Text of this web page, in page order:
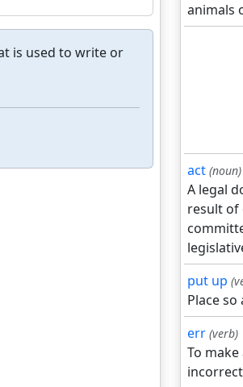
is used to write or
animals
act (noun)
A legal
result of
put up
Place
err (verb)
To